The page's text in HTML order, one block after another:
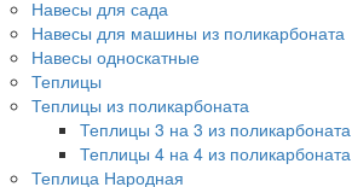
Навесы для сада
Навесы для машины из поликарбоната
Навесы односкатные
Теплицы
Теплицы из поликарбоната
Теплицы 3 на 3 из поликарбоната
Теплицы 4 на 4 из поликарбоната
Теплица Народная